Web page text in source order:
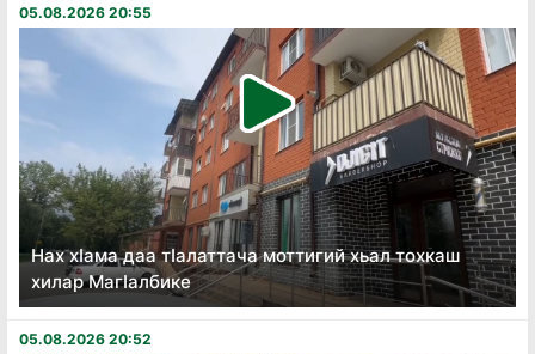
05.08.2026 20:55
Нах хӏама даа тӏалаттача моттигий хьал тохкаш
хилар Магӏалбике
05.08.2026 20:52